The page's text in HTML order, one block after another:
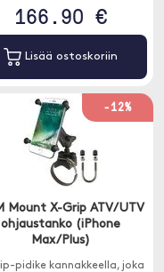
166.90 €
Lisää ostoskoriin
-12%
Mount X-Grip ATV/UTV
ohjaustanko (iPhone
Max/Plus)
pidike kannakkeella, joka